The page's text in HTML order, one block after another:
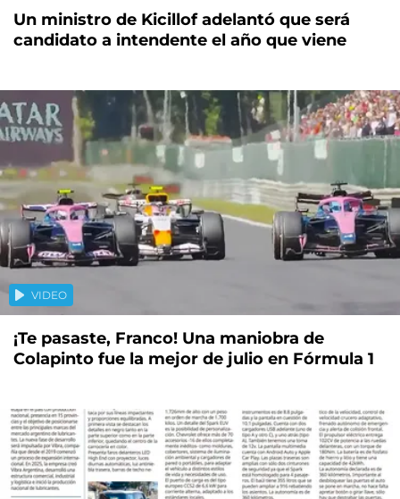
Un ministro de Kicillof adelantó que será
candidato a intendente el año que viene
VIDEO
¡Te pasaste, Franco! Una maniobra de
Colapinto fue la mejor de julio en Fórmula 1